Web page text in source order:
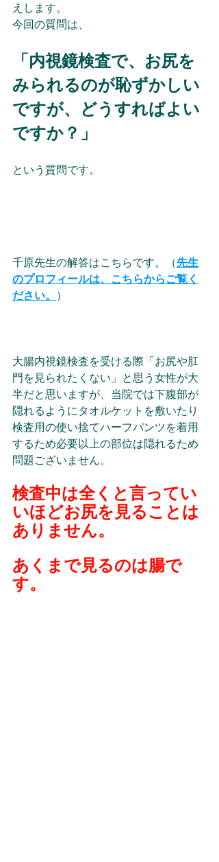
えします。
今回の質問は、
「内視鏡検査で、お尻を
みられるのが恥ずかしい
ですが、どうすればよい
ですか？」
という質問です。
千原先生の解答はこちらです。（先生
のプロフィールは、こちらからご覧く
ださい。
）
大腸内視鏡検査を受ける際「お尻や肛
門を見られたくない」と思う女性が大
半だと思いますが、当院では下腹部が
隠れるようにタオルケットを敷いたり
検査用の使い捨てハーフパンツを着用
するため必要以上の部位は隠れるため
問題ございません。
検査中は全くと言ってい
いほどお尻を見ることは
ありません。
あくまで見るのは腸で
す。